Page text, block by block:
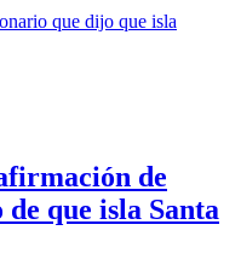
de
que isla Santa